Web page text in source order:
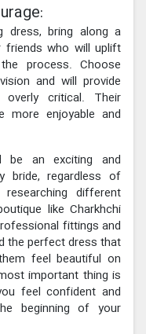
dress, bring along a
who will uplift
process. Choose
and will provide
critical. Their
more enjoyable and
be an exciting and
bride, regardless of
different
like Charkhchi
fittings and
the perfect dress that
feel beautiful on
important thing is
feel confident and
beginning of your